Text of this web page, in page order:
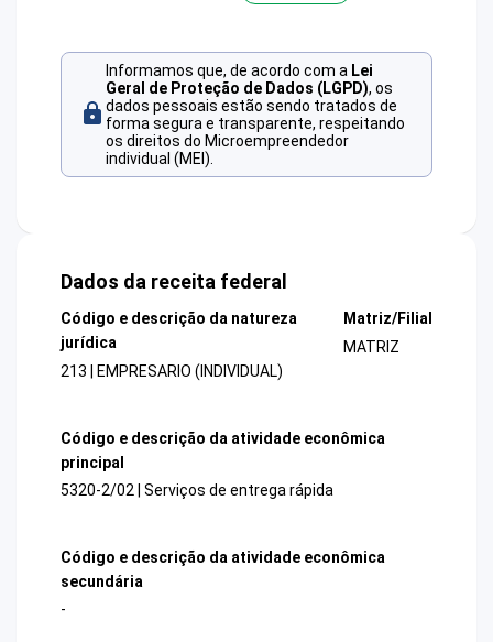
Informamos que, de acordo com a Lei
Geral de Proteção de Dados (LGPD), os
dados pessoais estão sendo tratados de
forma segura e transparente, respeitando
os direitos do Microempreendedor
individual (MEI).
Dados da receita federal
Código e descrição da natureza
jurídica
213 | EMPRESARIO (INDIVIDUAL)
Matriz/Filial
MATRIZ
Código e descrição da atividade econômica
principal
5320-2/02 | Serviços de entrega rápida
Código e descrição da atividade econômica
secundária
-